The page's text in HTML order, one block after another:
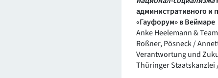
административного и
«Гауфорум» в Веймаре
Anke Heelemann &
Roßner, Pösneck /
Verantwortung und
Thüringer Staatskanzlei